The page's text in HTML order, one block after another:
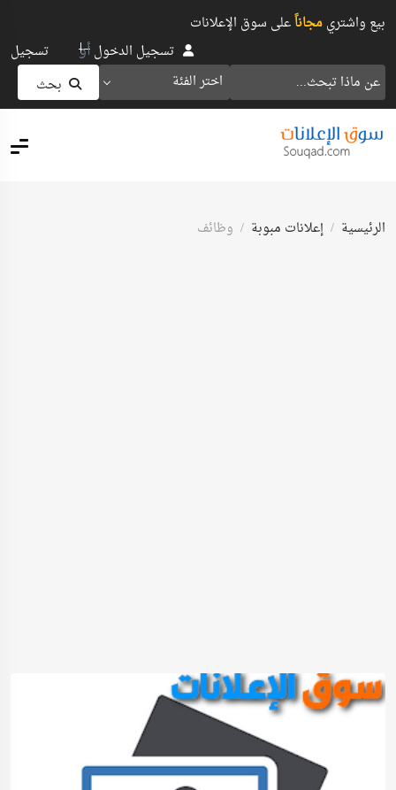
بيع واشتريمجاناًعلى سوق الإعلانات
اختر الفئة بحث
تسجيل الدخولأو تسجيل
الرئيسية إعلانات مبوبة وظائف